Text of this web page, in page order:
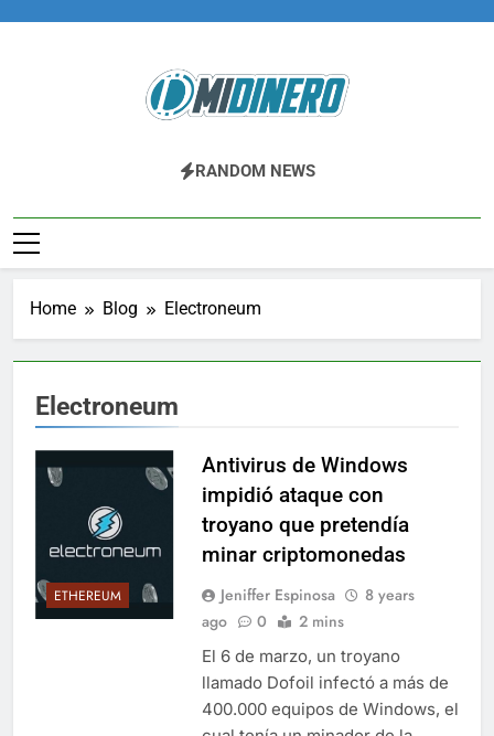
Midinero.co
Fintech, Criptomonedas
RANDOM NEWS
Home Blog Electroneum
Electroneum
ETHEREUM
Antivirus de Windows
impidió ataque con
troyano que pretendía
minar criptomonedas
Jeniffer Espinosa
8 years
ago
0 2 mins
El 6 de marzo, un troyano
llamado Dofoil infectó a más de
400.000 equipos de Windows, el